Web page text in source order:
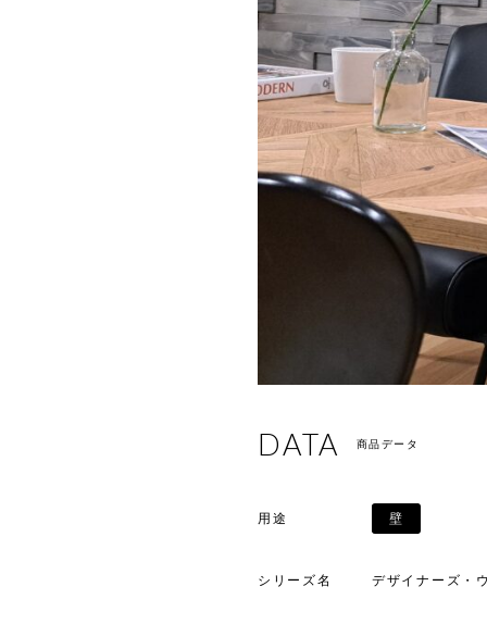
DATA 商品データ
用途 壁
シリーズ名 デザイナーズ・